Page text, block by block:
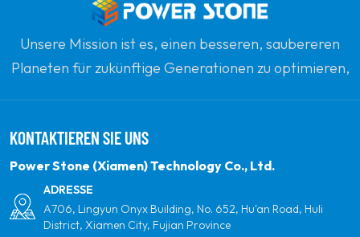
konzipiert, dass er
Wetterbedingungen
standhält und
liefert.
Unsere Mission ist es, einen besseren, saubereren
Planeten für zukünftige Generationen zu optimieren,
Energieprodukten und Ihrem vertrauenswürdigsten
globalen Partner für Qualität, Professionalität und
KONTAKTIEREN SIE UNS
Power Stone (Xiamen) Technology Co., Ltd.
ADRESSE
A706, Lingyun Onyx Building, No. 652, Hu'an Road, Huli
District, Xiamen City, Fujian Province